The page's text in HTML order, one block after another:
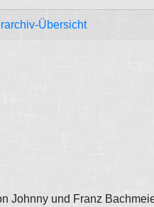
Übersicht
Johnny und Franz